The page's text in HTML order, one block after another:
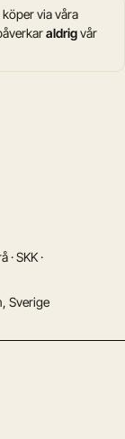
via våra
aldrigvår
SKK ·
Sverige